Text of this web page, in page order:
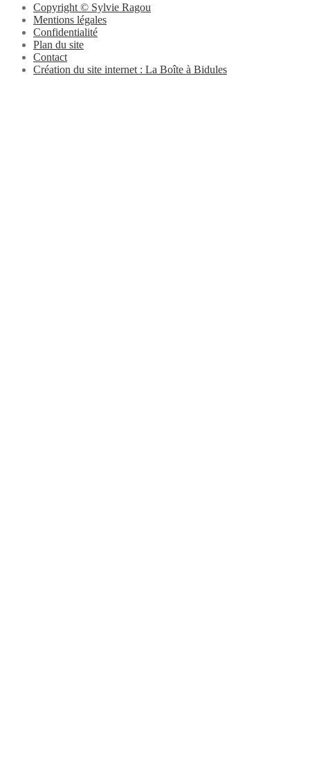
Copyright © Sylvie Ragou
Mentions légales
Confidentialité
Plan du site
Contact
Création du site internet : La Boîte à Bidules